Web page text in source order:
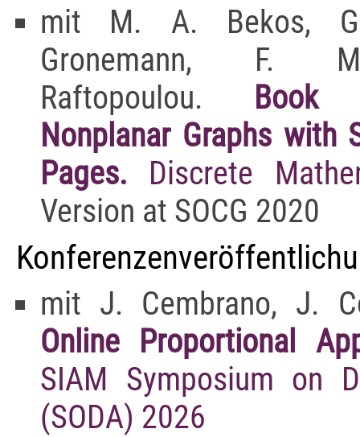
mit M. A. Bekos,
Gronemann, F.
Raftopoulou.
Book
Nonplanar Graphs with
Pages. Discrete
Version at SOCG 2020
mit J. Cembrano, J.
Online Proportional
SIAM Symposium on
(SODA) 2026